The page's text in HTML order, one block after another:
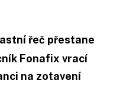
řeč přestane
Fonafix vrací
na zotavení